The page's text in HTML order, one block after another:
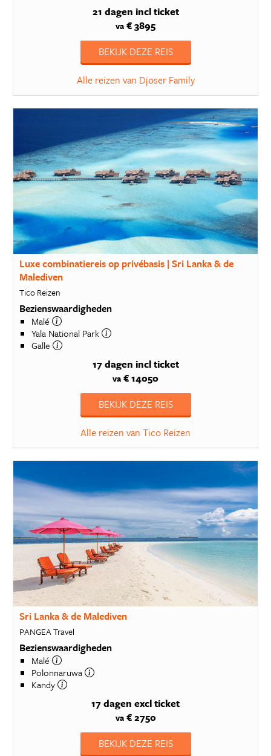
21 dagen incl ticket
va € 3895
BEKIJK DEZE REIS
Alle reizen van Djoser Family
Luxe combinatiereis op privébasis | Sri Lanka & de
Malediven
Tico Reizen
Bezienswaardigheden
Malé
Yala National Park
Galle
17 dagen incl ticket
va € 14050
BEKIJK DEZE REIS
Alle reizen van Tico Reizen
Sri Lanka & de Malediven
PANGEA Travel
Bezienswaardigheden
Malé
Polonnaruwa
Kandy
17 dagen excl ticket
va€ 2750
BEKIJK DEZE REIS